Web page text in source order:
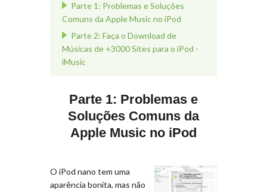
Parte 1: Problemas e Soluções
Comuns da Apple Music no iPod
Parte 2: Faça o Download de
Músicas de +3000 Sites para o iPod -
iMusic
Parte 1: Problemas e
Soluções Comuns da
Apple Music no iPod
O iPod nano tem uma
aparência bonita, mas não